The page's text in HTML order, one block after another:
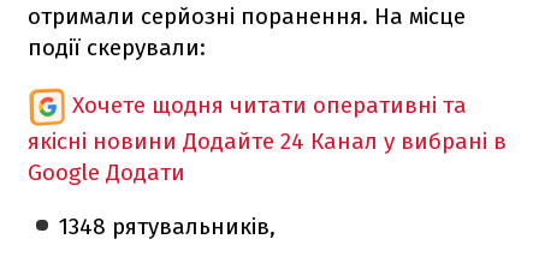
отримали серйозні поранення. На місце
події скерували:
Хочете щодня читати оперативні та
якісні новини Додайте 24 Канал у вибрані в
Google Додати
1348 рятувальників,